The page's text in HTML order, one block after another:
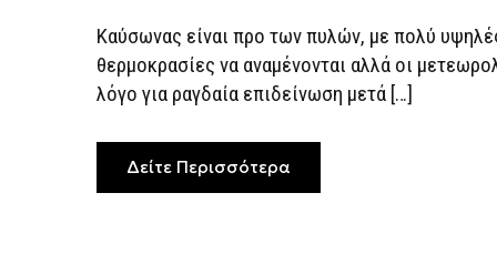
Καύσωνας είναι προ των πυλών, με πολύ
θερμοκρασίες να αναμένονται αλλά οι
λόγο για ραγδαία επιδείνωση μετά […]
Δείτε Περισσότερα